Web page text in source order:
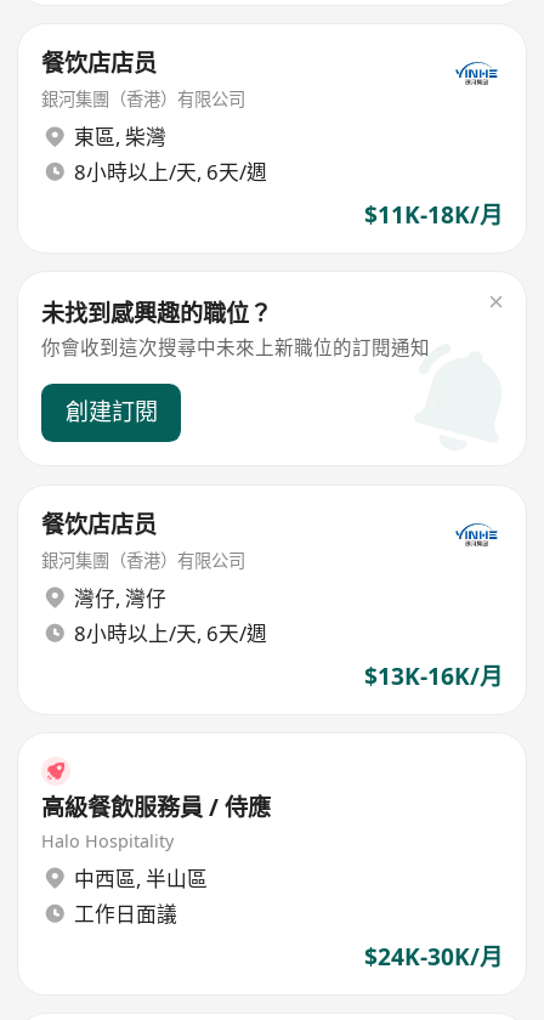
餐饮店店员
銀河集團（香港）有限公司
東區, 柴灣
8小時以上/天, 6天/週
$11K-18K/月
未找到感興趣的職位？
你會收到這次搜尋中未來上新職位的訂閱通知
創建訂閱
餐饮店店员
銀河集團（香港）有限公司
灣仔, 灣仔
8小時以上/天, 6天/週
$13K-16K/月
高級餐飲服務員 / 侍應
Halo Hospitality
中西區, 半山區
工作日面議
$24K-30K/月